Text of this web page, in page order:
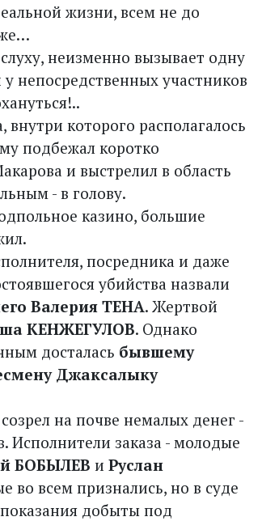
жизни, всем не до
неизменно вызывает одну
непосредственных участников
которого располагалось
подбежал коротко
и выстрелил в область
- в голову.
казино, большие
посредника и даже
убийства назвали
Валерия ТЕНА. Жертвой
КЕНЖЕГУЛОВ. Однако
досталась бывшему
Джаксалыку
на почве немалых денег -
Исполнители заказа - молодые
БОБЫЛЕВ и Руслан
во всем признались, но в суде
добыты под